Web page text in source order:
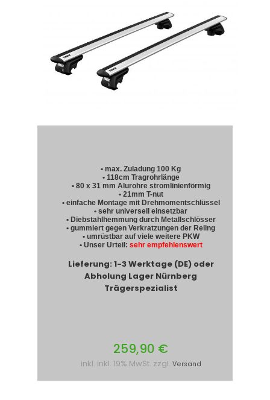
• max. Zuladung 100 Kg
• 118cm Tragrohrlänge
• 80 x 31 mm Alurohre stromlinienförmig
• 21mm T-nut
• einfache Montage mit Drehmomentschlüssel
• sehr universell einsetzbar
• Diebstahlhemmung durch Metallschlösser
• gummiert gegen Verkratzungen der Reling
• umrüstbar auf viele weitere PKW
• Unser Urteil: sehr empfehlenswert
Lieferung: 1-3 Werktage (DE) oder
Abholung Lager Nürnberg
Trägerspezialist
259,90 €
inkl. inkl. 19% MwSt. zzgl. Versand